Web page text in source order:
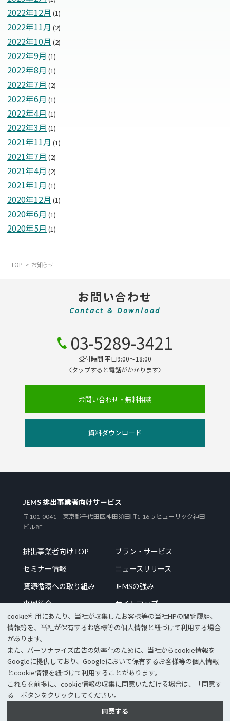
2022年12月 (1)
2022年11月 (2)
2022年10月 (2)
2022年9月 (1)
2022年8月 (1)
2022年7月 (2)
2022年6月 (1)
2022年4月 (1)
2022年3月 (1)
2021年11月 (1)
2021年7月 (2)
2021年4月 (2)
2021年1月 (1)
2020年12月 (1)
2020年6月 (1)
2020年5月 (1)
TOP お知らせ
お問い合わせ
Contact & Download
03-5289-3421
受付時間 平日9:00～18:00
〈タップすると電話がかかります〉
お問い合わせ・無料相談
資料ダウンロード
JEMS 排出事業者向けサービス
〒101-0041 東京都千代田区神田須田町1-16-5 ヒューリック神田
ビル8F
排出事業者向けTOP
プラン・サービス
セミナー情報
ニュースリリース
資源循環への取り組み
JEMSの強み
事例紹介
サイトマップ
企業サイトTOP
採用情報
個人情報保護方針
情報セキュリティポリシー
© 2023 JEMS Inc.
cookie利⽤にあたり、当社が収集したお客様等の当社HPの閲覧履歴、
情報等を、当社が保有するお客様等の個⼈情報と紐づけて利⽤する場合
があります。
また、パーソナライズ広告の効率化のために、当社からcookie情報を
Googleに提供しており、Googleにおいて保有するお客様等の個⼈情報
とcookie情報を紐づけて利⽤することがあります。
これらを前提に、cookie情報の収集に同意いただける場合は、「同意す
る」ボタンをクリックしてください。
同意する